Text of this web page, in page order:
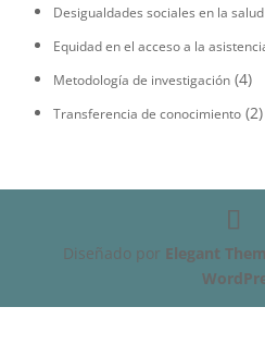
Desigualdades sociales en la salud
Equidad en el acceso a la
Metodología de investigación(4)
Transferencia de conocimiento(2)
Diseñado por Elegant